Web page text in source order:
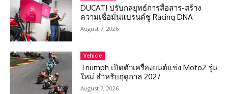
DUCATI ปรับกลยุทธ์การสื่อสาร-สร้าง
ความเชื่อมั่นแบรนด์ชู Racing DNA
August 7, 2026
Vehicle
Triumph เปิดตัวเครื่องยนต์แข่ง Moto2 รุ่น
ใหม่ สำหรับฤดูกาล 2027
August 7, 2026